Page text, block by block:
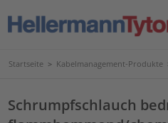
Startseite > Kabelmanagement-Produkte
Schrumpfschlauch